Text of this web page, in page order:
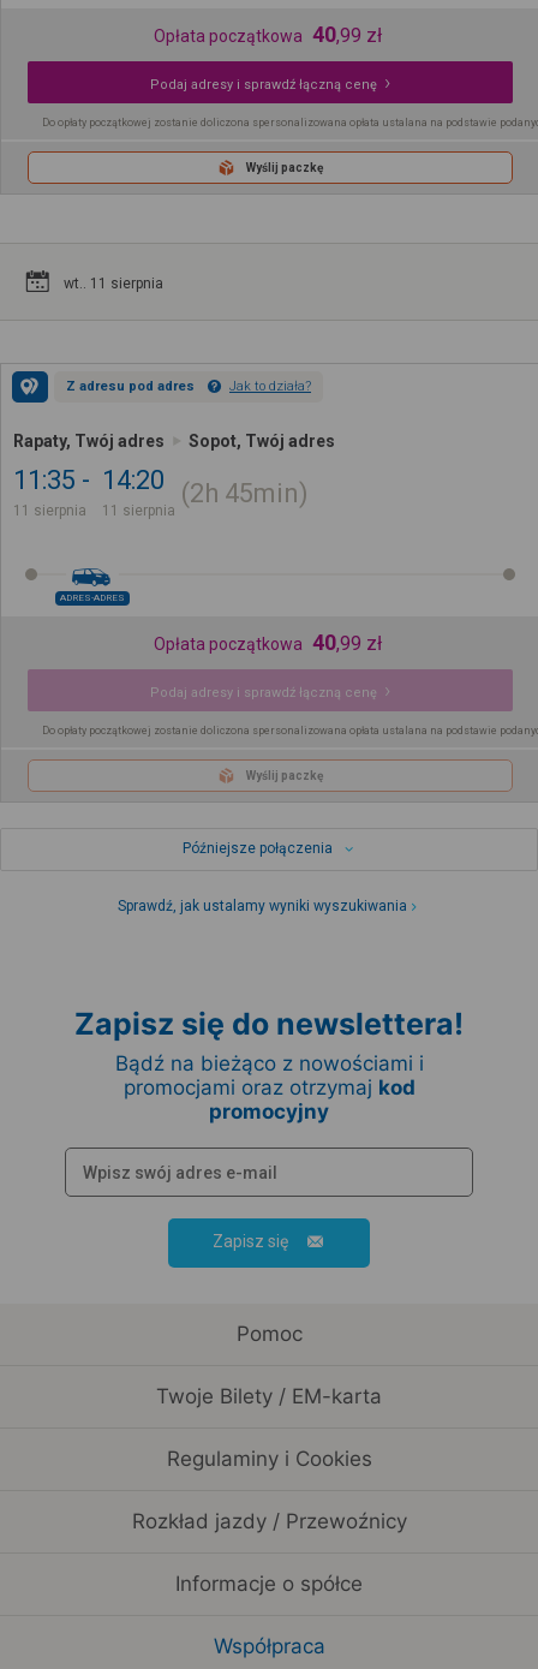
Opłata początkowa 40,99 zł
Podaj adresy i sprawdź łączną cenę
Do opłaty początkowej zostanie doliczona spersonalizowana opłata ustalana na podstawie
Wyślij paczkę
wt.. 11 sierpnia
Z adresu pod adres Jak to działa?
Rapaty, Twój adres Sopot, Twój adres
11:35
11 sierpnia
14:20
11 sierpnia
2h 45min
ADRES-ADRES
Opłata początkowa 40,99 zł
Podaj adresy i sprawdź łączną cenę
Do opłaty początkowej zostanie doliczona spersonalizowana opłata ustalana na podstawie
Wyślij paczkę
Późniejsze połączenia
Sprawdź, jak ustalamy wyniki wyszukiwania
Zapisz się do newslettera!
Bądź na bieżąco z nowościami i
promocjami oraz otrzymaj kod
promocyjny
Zapisz się
Pomoc
Twoje Bilety / EM-karta
Regulaminy i Cookies
Rozkład jazdy / Przewoźnicy
Informacje o spółce
Współpraca